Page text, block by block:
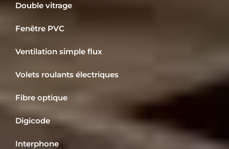
Double vitrage
Fenêtre PVC
Ventilation simple flux
Volets roulants électriques
Fibre optique
Digicode
Interphone